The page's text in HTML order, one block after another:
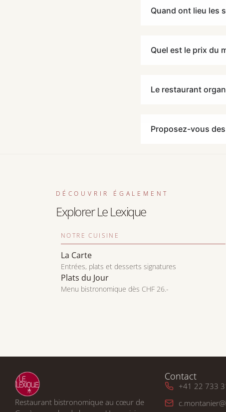
Quand ont lieu les
Quel est le prix du
Le restaurant
Proposez-vous
DÉCOUVRIR ÉGALEMENT
Explorer Le Lexique
NOTRE CUISINE
La Carte
Entrées, plats et desserts signatures
Plats du Jour
Menu bistronomique dès CHF 26.-
Restaurant bistronomique au cœur de
Contact
+41 22 733